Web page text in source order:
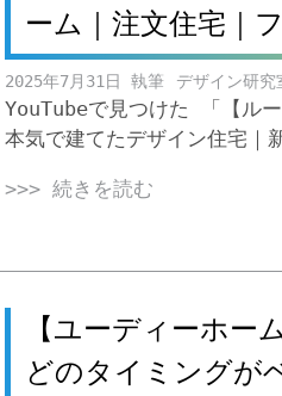
ーム｜注文住宅｜
2025年7月31日 デザイン研
YouTubeで見つけた 「【ル
本気で建てたデザイン住宅｜
>>> 続きを読む
【ユーディーホー
どのタイミングが